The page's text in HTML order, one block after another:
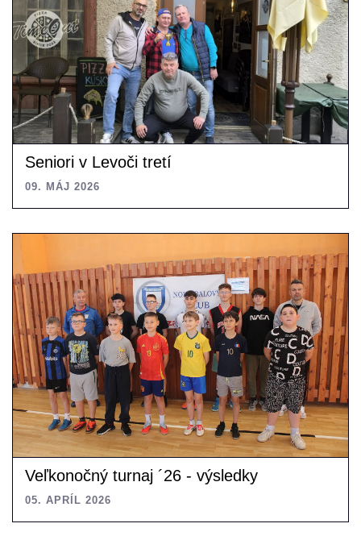
Seniori v Levoči tretí
09. MÁJ 2026
Veľkonočný turnaj ´26 - výsledky
05. APRÍL 2026